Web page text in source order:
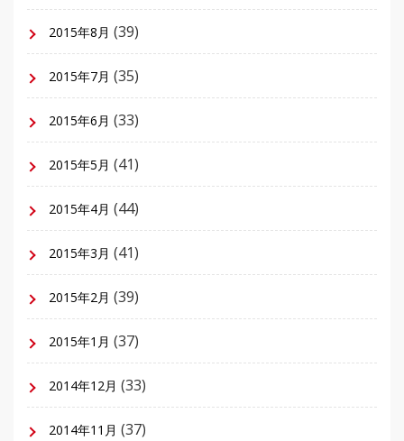
2015年8月 (39)
2015年7月 (35)
2015年6月 (33)
2015年5月 (41)
2015年4月 (44)
2015年3月 (41)
2015年2月 (39)
2015年1月 (37)
2014年12月 (33)
2014年11月 (37)